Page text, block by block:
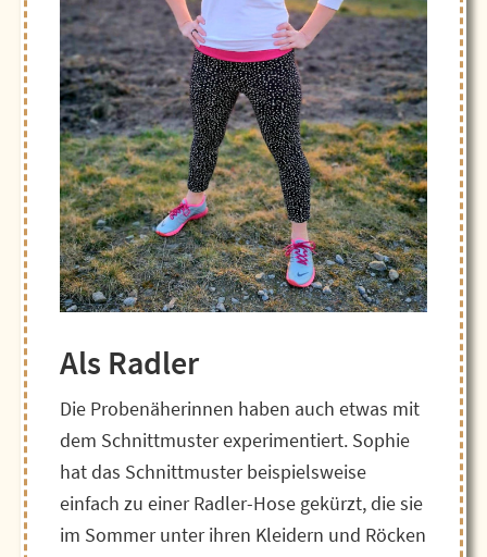
Als Radler
Die Probenäherinnen haben auch etwas mit
dem Schnittmuster experimentiert. Sophie
hat das Schnittmuster beispielsweise
einfach zu einer Radler-Hose gekürzt, die sie
im Sommer unter ihren Kleidern und Röcken